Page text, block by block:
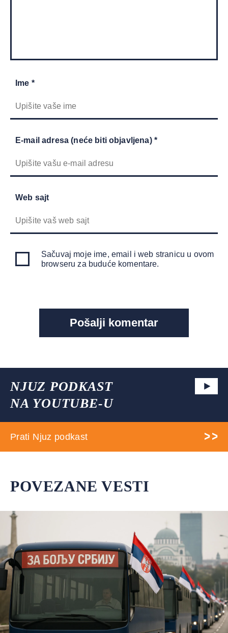
Ime *
E-mail adresa (neće biti objavljena) *
Web sajt
Sačuvaj moje ime, email i web stranicu u ovom
browseru za buduće komentare.
NJUZ PODKAST
NA YOUTUBE-U
Prati Njuz podkast
POVEZANE VESTI